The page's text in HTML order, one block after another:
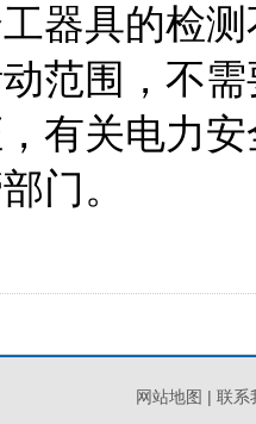
器具的检
范围，不
有关电力
门。